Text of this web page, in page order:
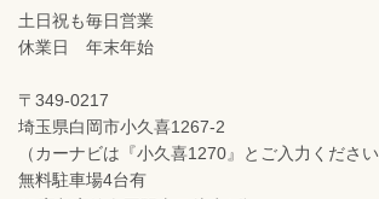
土日祝も毎日営業
休業日 年末年始
〒349-0217
埼玉県白岡市小久喜1267-2
（カーナビは『小久喜1270』とご入力ください
無料駐車場4台有